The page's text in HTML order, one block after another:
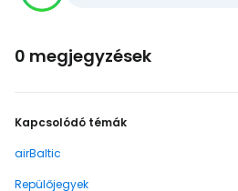
0 megjegyzések
Kapcsolódó témák
airBaltic
Repülőjegyek